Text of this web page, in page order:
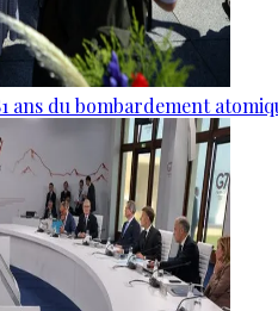
ans du bombardement